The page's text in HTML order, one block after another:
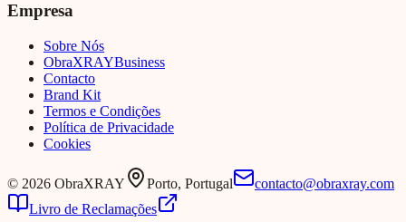
Empresa
Sobre Nós
ObraXRAYBusiness
Contacto
Brand Kit
Termos e Condições
Política de Privacidade
Cookies
© 2026 ObraXRAY Porto, Portugal
contacto@obraxray.com
Livro de Reclamações